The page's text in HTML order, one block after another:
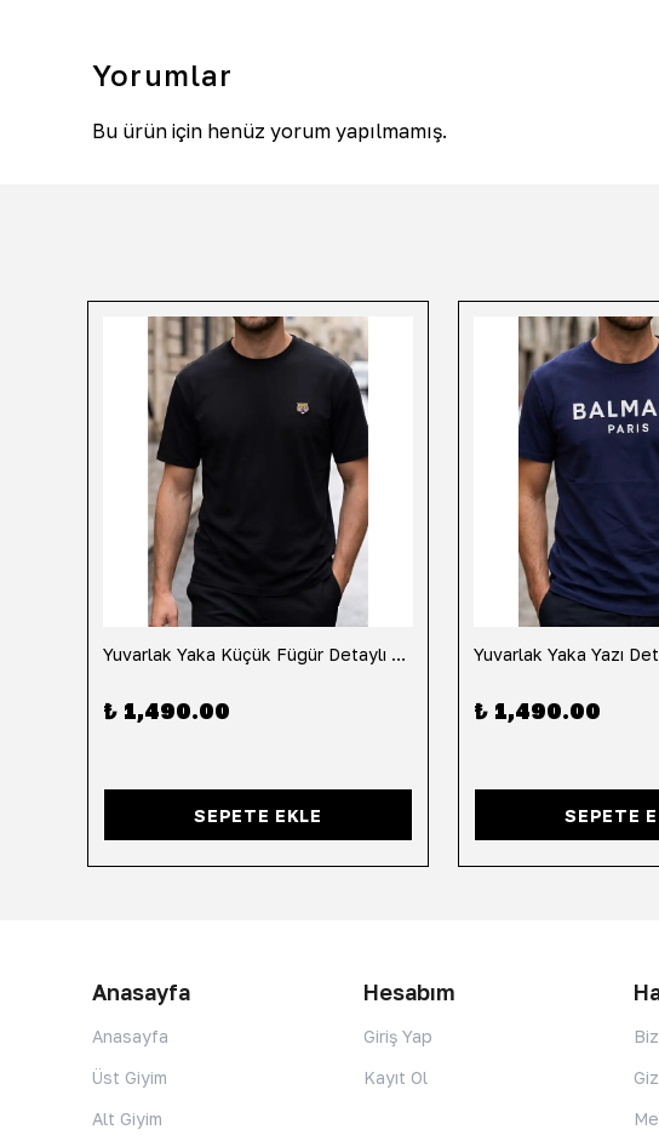
Yorumlar
Bu ürün için henüz yorum yapılmamış.
Yuvarlak Yaka Küçük Fügür Detaylı Tişört-Siyah
₺ 1,490.00
SEPETE EKLE
₺ 1,490.00
SEPETE
Anasayfa
Anasayfa
Üst Giyim
Alt Giyim
Hesabım
Giriş Yap
Kayıt Ol